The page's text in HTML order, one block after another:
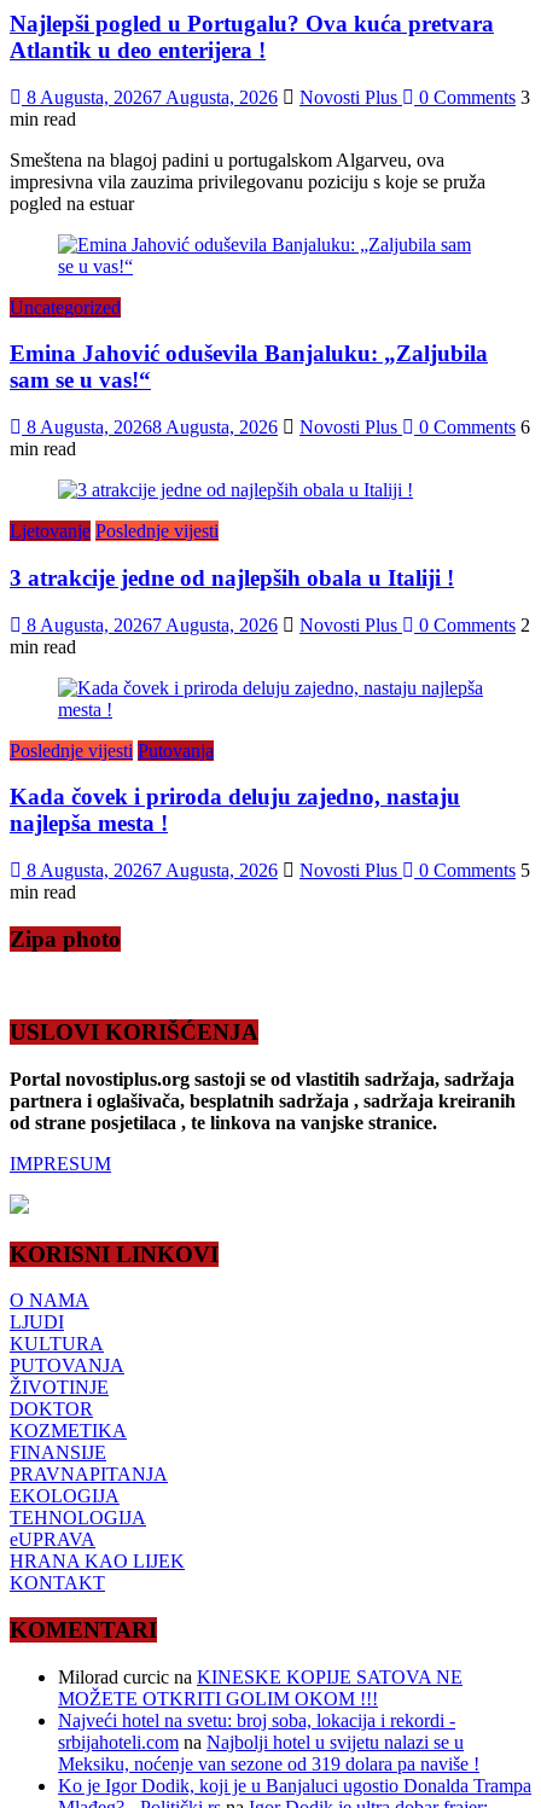
Najlepši pogled u Portugalu? Ova kuća pretvara
Atlantik u deo enterijera !
8 Augusta, 20267 Augusta, 2026 Novosti Plus 0 Comments 3
min read
Smeštena na blagoj padini u portugalskom Algarveu, ova
impresivna vila zauzima privilegovanu poziciju s koje se pruža
pogled na estuar
Uncategorized
Emina Jahović oduševila Banjaluku: „Zaljubila
sam se u vas!“
8 Augusta, 20268 Augusta, 2026 Novosti Plus 0 Comments 6
min read
Ljetovanje Poslednje vijesti
3 atrakcije jedne od najlepših obala u Italiji !
8 Augusta, 20267 Augusta, 2026 Novosti Plus 0 Comments 2
min read
Poslednje vijesti Putovanja
Kada čovek i priroda deluju zajedno, nastaju
najlepša mesta !
8 Augusta, 20267 Augusta, 2026 Novosti Plus 0 Comments 5
min read
Zipa photo
USLOVI KORIŠĆENJA
Portal novostiplus.org sastoji se od vlastitih sadržaja, sadržaja
partnera i oglašivača, besplatnih sadržaja , sadržaja kreiranih
od strane posjetilaca , te linkova na vanjske stranice.
IMPRESUM
KORISNI LINKOVI
O NAMA
LJUDI
KULTURA
PUTOVANJA
ŽIVOTINJE
DOKTOR
KOZMETIKA
FINANSIJE
PRAVNAPITANJA
EKOLOGIJA
TEHNOLOGIJA
eUPRAVA
HRANA KAO LIJEK
KONTAKT
KOMENTARI
Milorad curcic na KINESKE KOPIJE SATOVA NE
MOŽETE OTKRITI GOLIM OKOM !!!
Najveći hotel na svetu: broj soba, lokacija i rekordi -
srbijahoteli.com na Najbolji hotel u svijetu nalazi se u
Meksiku, noćenje van sezone od 319 dolara pa naviše !
Ko je Igor Dodik, koji je u Banjaluci ugostio Donalda Trampa